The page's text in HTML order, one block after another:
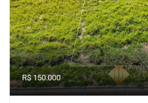
R$ 150.000